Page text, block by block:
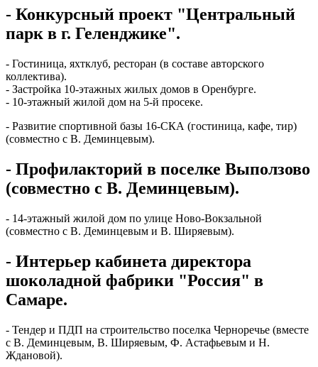
- Конкурсный проект "Центральный
парк в г. Геленджике".
- Гостиница, яхтклуб, ресторан (в составе авторского
коллектива).
- Застройка 10-этажных жилых домов в Оренбурге.
- 10-этажный жилой дом на 5-й просеке.
- Развитие спортивной базы 16-СКА (гостиница, кафе, тир)
(совместно с В. Деминцевым).
- Профилакторий в поселке Выползово
(совместно с В. Деминцевым).
- 14-этажный жилой дом по улице Ново-Вокзальной
(совместно с В. Деминцевым и В. Ширяевым).
- Интерьер кабинета директора
шоколадной фабрики "Россия" в
Самаре.
- Тендер и ПДП на строительство поселка Черноречье (вместе
с В. Деминцевым, В. Ширяевым, Ф. Астафьевым и Н.
Ждановой).